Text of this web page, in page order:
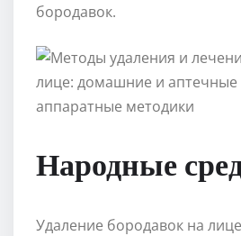
бородавок.
Народные
Удаление бородавок на